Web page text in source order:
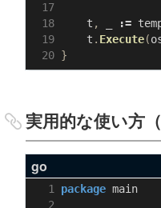
t , :=
t . Execute(
}
実用的な使い方
go
package main